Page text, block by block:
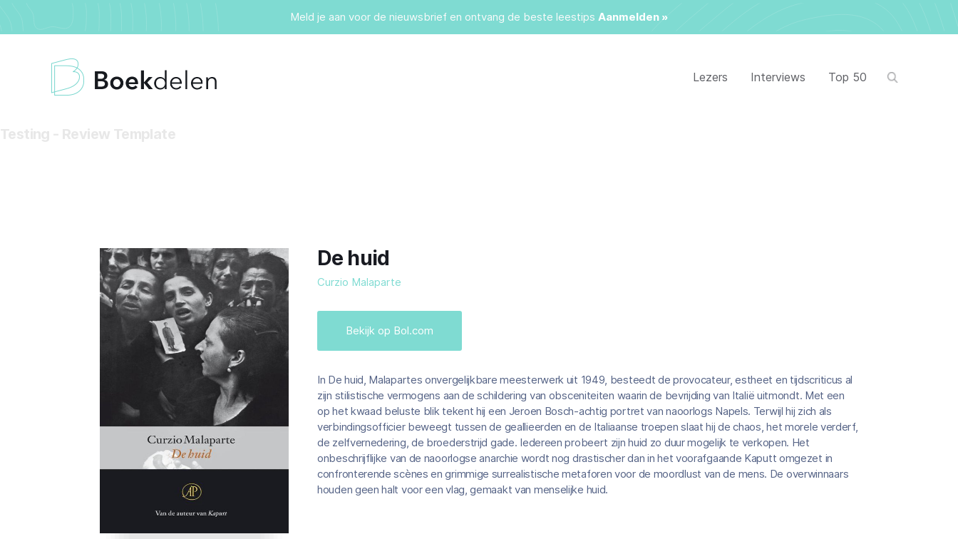
Meld je aan voor de nieuwsbrief en ontvang de beste leestips Aanmelden »
Lezers Interviews Top 50
De huid
Curzio Malaparte
Bekijk op Bol.com
In De huid, Malapartes onvergelijkbare meesterwerk uit 1949, besteedt de provocateur, estheet en tijdscriticus al
zijn stilistische vermogens aan de schildering van obsceniteiten waarin de bevrijding van Italië uitmondt. Met een
op het kwaad beluste blik tekent hij een Jeroen Bosch-achtig portret van naoorlogs Napels. Terwijl hij zich als
verbindingsofficier beweegt tussen de geallieerden en de Italiaanse troepen slaat hij de chaos, het morele verderf,
de zelfvernedering, de broederstrijd gade. Iedereen probeert zijn huid zo duur mogelijk te verkopen. Het
onbeschrijflijke van de naoorlogse anarchie wordt nog drastischer dan in het voorafgaande Kaputt omgezet in
confronterende scènes en grimmige surrealistische metaforen voor de moordlust van de mens. De overwinnaars
houden geen halt voor een vlag, gemaakt van menselijke huid.